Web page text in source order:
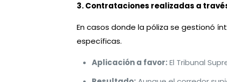
3. Contrataciones realizadas a
En casos donde la póliza se gestionó
específicas.
Aplicación a favor:El Tribunal